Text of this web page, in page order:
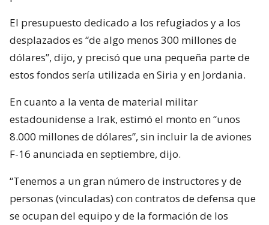
El presupuesto dedicado a los refugiados y a los
desplazados es “de algo menos 300 millones de
dólares”, dijo, y precisó que una pequeña parte de
estos fondos sería utilizada en Siria y en Jordania.
En cuanto a la venta de material militar
estadounidense a Irak, estimó el monto en “unos
8.000 millones de dólares”, sin incluir la de aviones
F-16 anunciada en septiembre, dijo.
“Tenemos a un gran número de instructores y de
personas (vinculadas) con contratos de defensa que
se ocupan del equipo y de la formación de los